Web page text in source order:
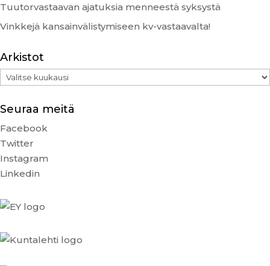
Tuutorvastaavan ajatuksia menneestä syksystä
Vinkkejä kansainvälistymiseen kv-vastaavalta!
Arkistot
Arkistot
Seuraa meitä
Facebook
Twitter
Instagram
Linkedin